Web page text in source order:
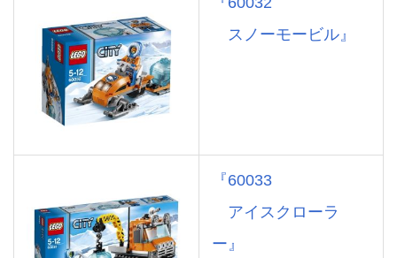
スノーモービル』
『60033
アイスクローラ
ー』